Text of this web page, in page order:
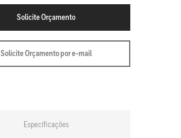
Solicite Orçamento
Solicite Orçamento por e-mail
Especificações